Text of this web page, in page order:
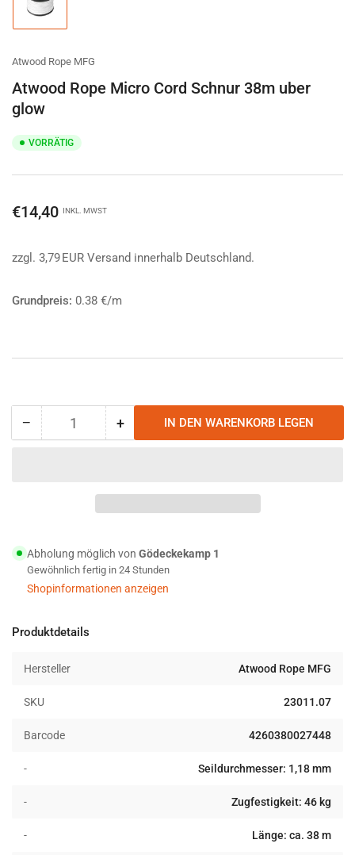
Bild
in
Galerieansicht
laden
Atwood Rope MFG
Atwood Rope Micro Cord Schnur 38m uber
glow
VORRÄTIG
Normaler
€14,40 INKL. MWST
zzgl. 3,79 EUR Versand innerhalb Deutschland.
Grundpreis: 0.38 €/m
− Menge
Schnur
38m
uber
glow
Anzahl +Menge
Rope
Micro
Schnur
38m
glow
IN DEN WARENKORB LEGEN
Abholung möglich von Gödeckekamp 1
Gewöhnlich fertig in 24 Stunden
Shopinformationen anzeigen
Produktdetails
Hersteller Atwood Rope MFG
SKU 23011.07
Barcode 4260380027448
- Seildurchmesser: 1,18 mm
- Zugfestigkeit: 46 kg
- Länge: ca. 38 m